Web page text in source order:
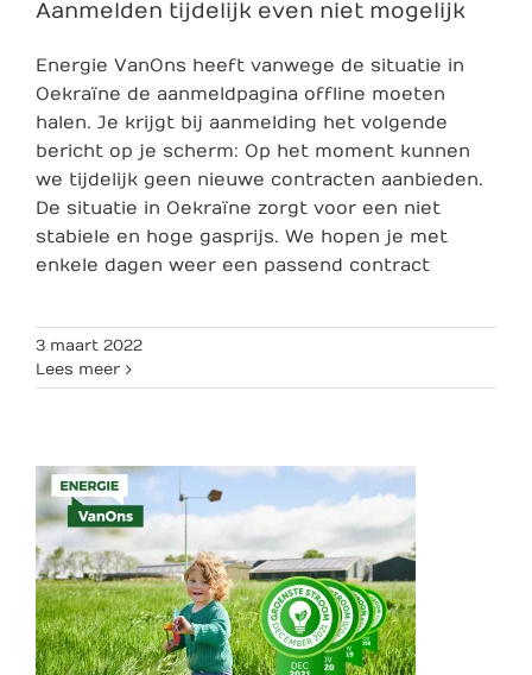
Aanmelden tijdelijk even niet mogelijk
Energie VanOns heeft vanwege de situatie in
Oekraïne de aanmeldpagina offline moeten
halen. Je krijgt bij aanmelding het volgende
bericht op je scherm: Op het moment kunnen
we tijdelijk geen nieuwe contracten aanbieden.
De situatie in Oekraïne zorgt voor een niet
stabiele en hoge gasprijs. We hopen je met
enkele dagen weer een passend contract
3 maart 2022
Lees meer